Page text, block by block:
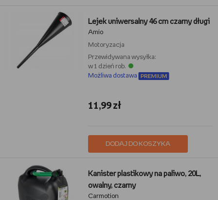
Lejek uniwersalny 46 cm czarny długi
Amio
Motoryzacja
Przewidywana wysyłka:
w 1 dzień rob.
Możliwa dostawa
11,99 zł
DODAJ DO KOSZYKA
Kanister plastikowy na paliwo, 20L,
owalny, czarny
Carmotion